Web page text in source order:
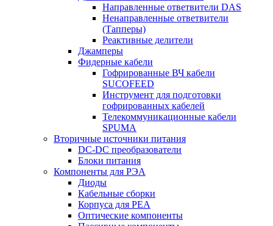
Направленные ответвители DAS
Ненаправленные ответвители
(Тапперы)
Реактивные делители
Джамперы
Фидерные кабели
Гофрированные ВЧ кабели
SUCOFEED
Инструмент для подготовки
гофрированных кабелей
Телекоммуникационные кабели
SPUMA
Вторичные источники питания
DC-DC преобразователи
Блоки питания
Компоненты для РЭА
Диоды
Кабельные сборки
Корпуса для РЕА
Оптические компоненты